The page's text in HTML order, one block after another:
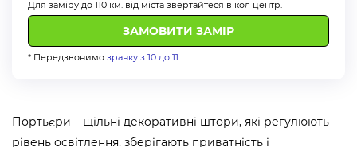
Для заміру до 110 км. від міста звертайтеся в кол центр.
* Передзвонимо зранку з 10 до 11
Портьєри – щільні декоративні штори, які регулюють
рівень освітлення, зберігають приватність і